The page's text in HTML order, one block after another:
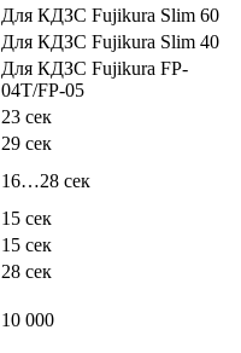
Для КДЗС Fujikura Slim 60
Для КДЗС Fujikura Slim 40
Для КДЗС Fujikura FP-
04T/FP-05
23 сек
29 сек
16…28 сек
15 сек
15 сек
28 сек
10 000